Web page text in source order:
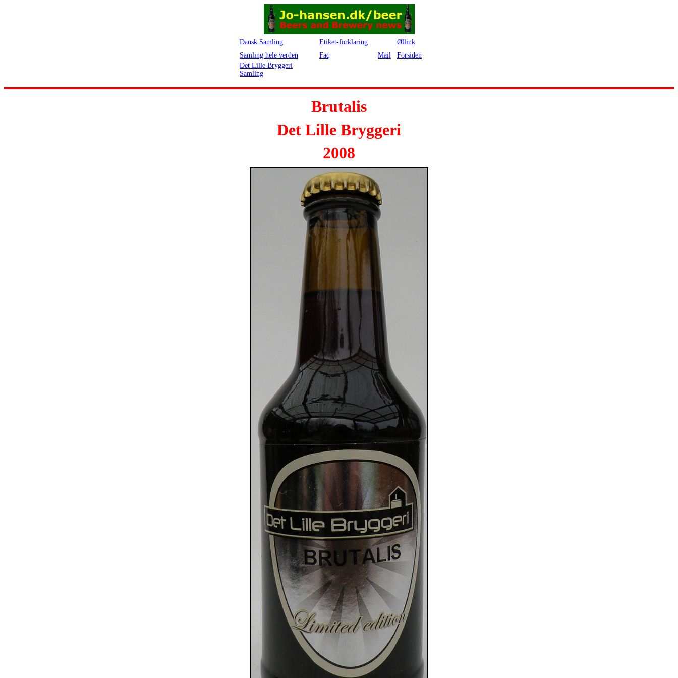
Dansk Samling Etiket-forklaring
Øllink
Samling hele verden
Faq Mail
Forsiden
Det Lille Bryggeri
Samling
Brutalis
Det Lille Bryggeri
2008